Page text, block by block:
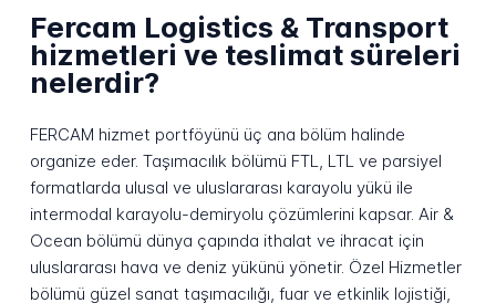
Fercam Logistics & Transport
hizmetleri ve teslimat süreleri
nelerdir?
FERCAM hizmet portföyünü üç ana bölüm halinde
organize eder. Taşımacılık bölümü FTL, LTL ve parsiyel
formatlarda ulusal ve uluslararası karayolu yükü ile
intermodal karayolu-demiryolu çözümlerini kapsar. Air &
Ocean bölümü dünya çapında ithalat ve ihracat için
uluslararası hava ve deniz yükünü yönetir. Özel Hizmetler
bölümü güzel sanat taşımacılığı, fuar ve etkinlik lojistiği,